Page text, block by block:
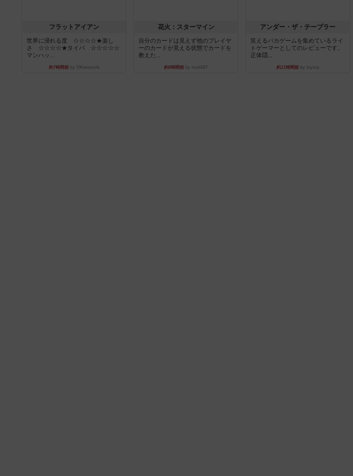
フラットアイアン
世界に浸れる度 ☆☆☆☆★楽し
さ ☆☆☆☆★タイパ ☆☆☆☆☆
マンハッ...
約7時間前by DKnewyork
花火：スターマイン
自分のカードは見えず他のプレイヤ
ーのカードが見える状態でカードを
教えた...
約9時間前 by mob567
アンダー・ザ・テーブラー
笑えるバカゲームを集めているライ
トゲーマーとしてのレビューです。
正体隠...
約11時間前 by toyota